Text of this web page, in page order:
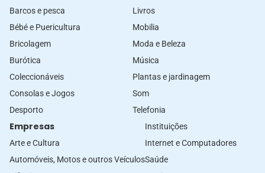
Barcos e pesca
Bébé e Puericultura
Bricolagem
Burótica
Coleccionáveis
Consolas e Jogos
Desporto
Livros
Mobilia
Moda e Beleza
Música
Plantas e jardinagem
Som
Telefonia
Empresas
Arte e Cultura
Automóveis, Motos e outros Veículos
Instituições
Internet e Computadores
Saúde